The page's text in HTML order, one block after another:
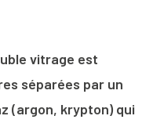
vitrage est
séparées par un
(argon, krypton) qui